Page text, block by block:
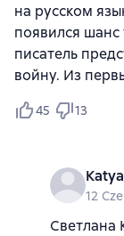
на русском
появился
писатель
войну. Из
45 13
12
Светлана